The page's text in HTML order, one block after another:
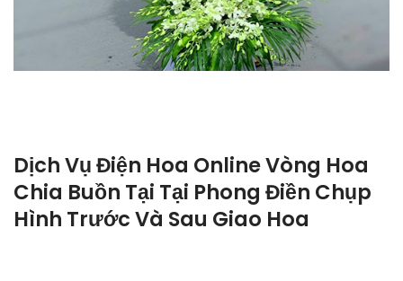
Dịch Vụ Điện Hoa Online Vòng Hoa
Chia Buồn Tại Tại Phong Điền Chụp
Hình Trước Và Sau Giao Hoa